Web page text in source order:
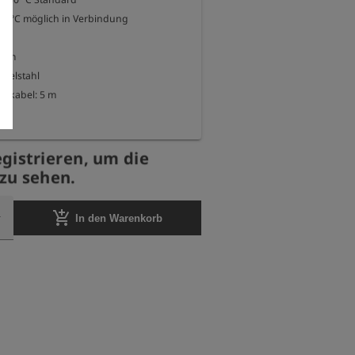
m
5 m
um die
sehen.
add_shopping_cart In den Warenkorb